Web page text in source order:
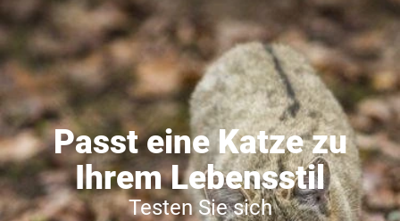
Passt eine Katze zu
Ihrem Lebensstil
Testen Sie sich